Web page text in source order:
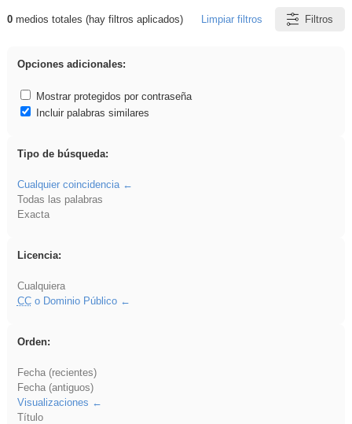
Resultados de: ritmo
0medios totales (hay filtros aplicados) Limpiar filtros Filtros
Opciones adicionales:
Mostrar protegidos por contraseña
Incluir palabras similares
Tipo de búsqueda:
Cualquier coincidencia
Todas las palabras
Exacta
Licencia:
Cualquiera
CCo Dominio Público
Orden:
Fecha (recientes)
Fecha (antiguos)
Visualizaciones
Título